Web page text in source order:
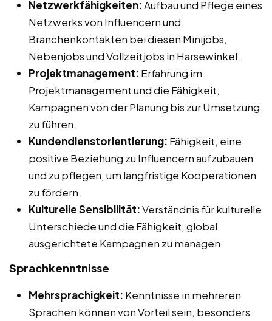
Netzwerkfähigkeiten:Aufbau und Pflege eines
Netzwerks von Influencern und
Branchenkontakten bei diesen Minijobs,
Nebenjobs und Vollzeitjobs in Harsewinkel.
Projektmanagement: Erfahrung im
Projektmanagement und die Fähigkeit,
Kampagnen von der Planung bis zur Umsetzung
zu führen.
Kundendienstorientierung: Fähigkeit, eine
positive Beziehung zu Influencern aufzubauen
und zu pflegen, um langfristige Kooperationen
zu fördern.
Kulturelle Sensibilität:Verständnis für kulturelle
Unterschiede und die Fähigkeit, global
ausgerichtete Kampagnen zu managen.
Sprachkenntnisse
Mehrsprachigkeit: Kenntnisse in mehreren
Sprachen können von Vorteil sein, besonders